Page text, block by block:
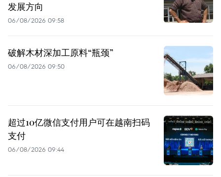
发展方向
06/08/2026 09:58
破解木材深加工原料“瓶颈”
06/08/2026 09:50
超过10亿微信支付用户可在越南扫码
支付
06/08/2026 09:44